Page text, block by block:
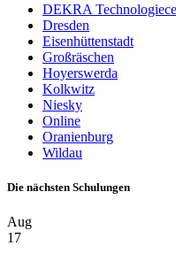
DEKRA
Dresden
Eisenhüttenstadt
Großräschen
Hoyerswerda
Kolkwitz
Niesky
Online
Oranienburg
Wildau
Die nächsten Schulungen
Aug
17